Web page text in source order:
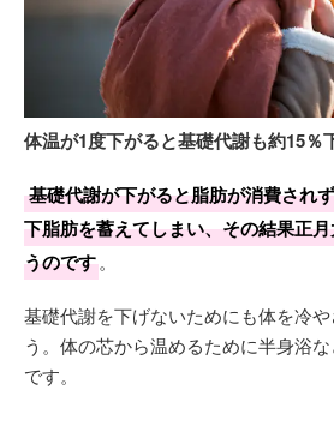
体温が1度下がると基礎代謝も約15％
基礎代謝が下がると脂肪が消費され
下脂肪を蓄えてしまい、その結果正
うのです。
基礎代謝を下げないためにも体を冷
う。体の芯から温めるために半身浴
です。